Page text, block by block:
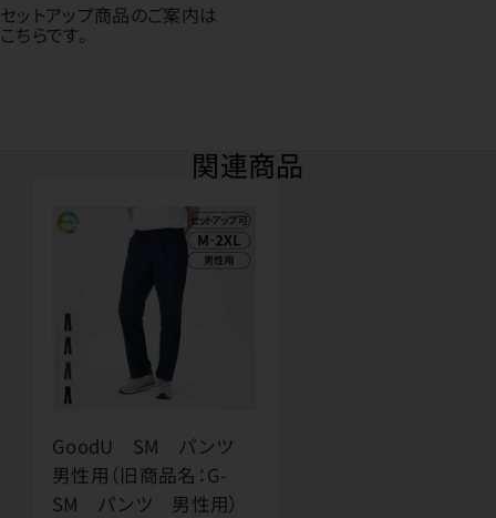
セットアップ商品のご案内は
こちらです。
関連商品
GoodU SM パンツ
男性用（旧商品名：G-
SM パンツ 男性用）